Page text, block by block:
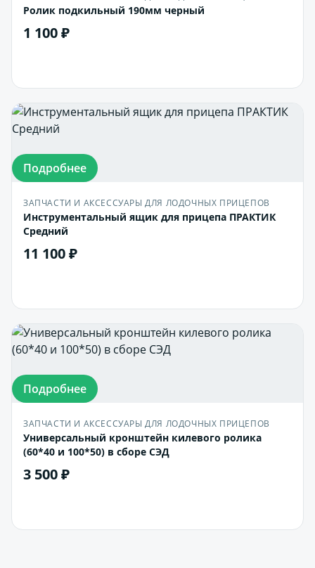
Ролик подкильный 190мм черный
1 100 ₽
Подробнее
ЗАПЧАСТИ И АКСЕССУАРЫ ДЛЯ ЛОДОЧНЫХ ПРИЦЕПОВ
Инструментальный ящик для прицепа ПРАКТИК
Средний
11 100 ₽
Подробнее
ЗАПЧАСТИ И АКСЕССУАРЫ ДЛЯ ЛОДОЧНЫХ ПРИЦЕПОВ
Универсальный кронштейн килевого ролика
(60*40 и 100*50) в сборе СЭД
3 500 ₽